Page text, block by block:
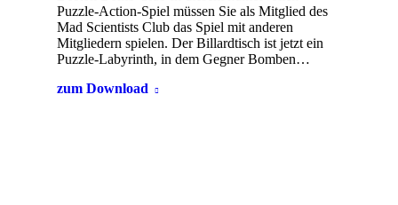
Puzzle-Action-Spiel müssen Sie als Mitglied des
Mad Scientists Club das Spiel mit anderen
Mitgliedern spielen. Der Billardtisch ist jetzt ein
Puzzle-Labyrinth, in dem Gegner Bomben…
zum Download